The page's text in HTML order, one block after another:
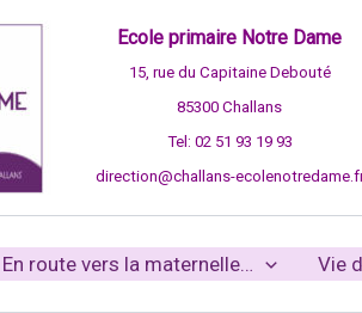
Ecole primaire Notre Dame
15, rue du Capitaine Debouté
85300 Challans
Tel: 02 51 93 19 93
direction@challans-
En route vers la maternelle… Vie